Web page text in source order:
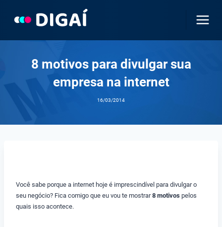
8 motivos para divulgar sua
empresa na internet
16/03/2014
Você sabe porque a internet hoje é imprescindível para divulgar o
seu negócio? Fica comigo que eu vou te mostrar8 motivos pelos
quais isso acontece.